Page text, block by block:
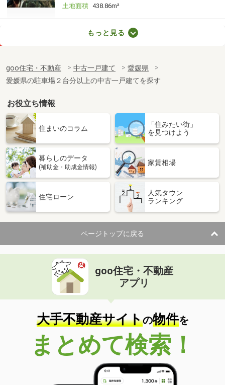
土地面積 438.86m²
建物面積 92.74m²
土地面積 177.11m²
愛媛県松山市福音寺町
価 格
3,080万円
愛媛県松山市福音寺町
建物面積 91.7m²
土地面積
132.63m²
愛媛県松山市北久米町
1,200万円
住 所
愛媛県松山市北久米町
建物面積 153.46m²
土地面積 172.72m²
愛媛県松山市畑寺町
価 格
3,280万円
住 所
愛媛県松山市畑寺町
建物面積 177.28m²
土地面積
229.47m²
愛媛県松山市吉藤５丁目
価 格
5,480万円
愛媛県松山市吉藤５丁目
734.2m²
もっと見る
goo住宅・不動産 中古一戸建て
愛媛県
愛媛県の駐車場２台分以上の中古一戸建てを探す
お役立ち情報
住まいのコラム
「住みたい街」
を見つけよう
暮らしのデータ
(補助金・助成金情報)
家賃相場
住宅ローン
人気タウン
ランキング
ページトップに戻る
goo住宅・不動産
アプリ
大手不動産サイトの物件を
まとめて検索！